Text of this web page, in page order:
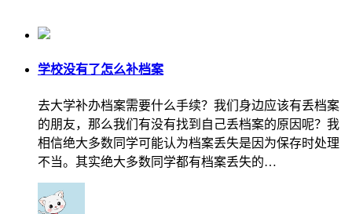
学校没有了怎么补档案
去大学补办档案需要什么手续？我们身边应该有丢档案
的朋友，那么我们有没有找到自己丢档案的原因呢？我
相信绝大多数同学可能认为档案丢失是因为保存时处理
不当。其实绝大多数同学都有档案丢失的…